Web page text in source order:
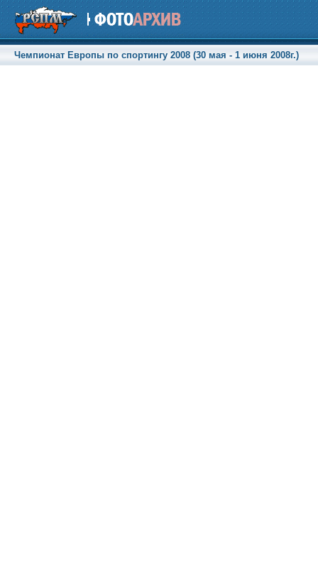
Чемпионат Европы по спортингу 2008 (30 мая - 1 июня 2008г.)